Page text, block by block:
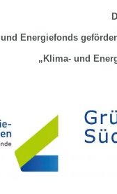
und Energiefonds
„Klima- und